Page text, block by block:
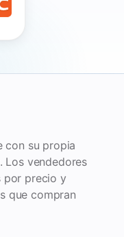
con su propia
Los vendedores
por precio y
que compran